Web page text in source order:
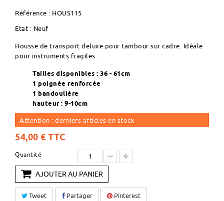
Référence : HOUS115
Etat : Neuf
Housse de transport deluxe pour tambour sur cadre. Idéale
pour instruments fragiles.
Tailles disponibles : 36 - 61cm
1 poignée renforcée
1 bandoulière
hauteur : 9-10cm
Attention : derniers articles en stock
54,00 € TTC
Quantité
AJOUTER AU PANIER
Tweet Partager Pinterest